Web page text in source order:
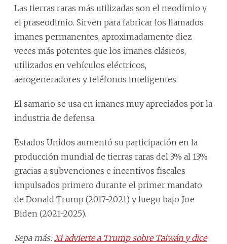
Las tierras raras más utilizadas son el neodimio y
el praseodimio. Sirven para fabricar los llamados
imanes permanentes, aproximadamente diez
veces más potentes que los imanes clásicos,
utilizados en vehículos eléctricos,
aerogeneradores y teléfonos inteligentes.
El samario se usa en imanes muy apreciados por la
industria de defensa.
Estados Unidos aumentó su participación en la
producción mundial de tierras raras del 3% al 13%
gracias a subvenciones e incentivos fiscales
impulsados primero durante el primer mandato
de Donald Trump (2017-2021) y luego bajo Joe
Biden (2021-2025).
Sepa más: Xi advierte a Trump sobre Taiwán y dice